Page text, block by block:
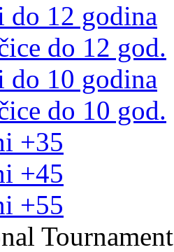
do 12 godina
do 12 god.
do 10 godina
do 10 god.
+35
+45
+55